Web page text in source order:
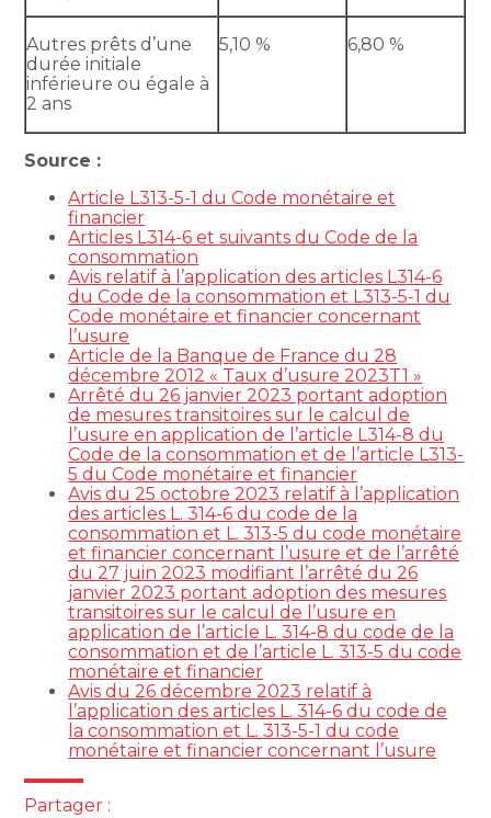
Autres prêts d’une
durée initiale
inférieure ou égale à
2 ans
5,10 % 6,80 %
Source :
Article L313-5-1 du Code monétaire et
financier
Articles L314-6 et suivants du Code de la
consommation
Avis relatif à l’application des articles L314-6
du Code de la consommation et L313-5-1 du
Code monétaire et financier concernant
l’usure
Article de la Banque de France du 28
décembre 2012 « Taux d’usure 2023T1 »
Arrêté du 26 janvier 2023 portant adoption
de mesures transitoires sur le calcul de
l’usure en application de l’article L314-8 du
Code de la consommation et de l’article L313-
5 du Code monétaire et financier
Avis du 25 octobre 2023 relatif à l’application
des articles L. 314-6 du code de la
consommation et L. 313-5 du code monétaire
et financier concernant l’usure et de l’arrêté
du 27 juin 2023 modifiant l’arrêté du 26
janvier 2023 portant adoption des mesures
transitoires sur le calcul de l’usure en
application de l’article L. 314-8 du code de la
consommation et de l’article L. 313-5 du code
monétaire et financier
Avis du 26 décembre 2023 relatif à
l’application des articles L. 314-6 du code de
la consommation et L. 313-5-1 du code
monétaire et financier concernant l’usure
Partager :